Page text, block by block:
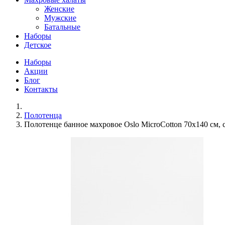
Женские
Мужские
Батальные
Наборы
Детское
Наборы
Акции
Блог
Контакты
Полотенца
Полотенце банное махровое Oslo MicroCotton 70x140 см,